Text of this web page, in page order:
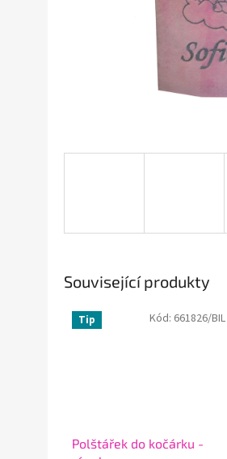
Související produkty
Tip
Polštářek do kočárku -
Kód: 661826/BIL